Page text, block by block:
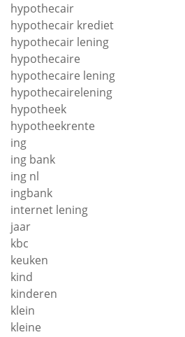
hypothecair
hypothecair krediet
hypothecair lening
hypothecaire
hypothecaire lening
hypothecairelening
hypotheek
hypotheekrente
ing
ing bank
ing nl
ingbank
internet lening
jaar
kbc
keuken
kind
kinderen
klein
kleine